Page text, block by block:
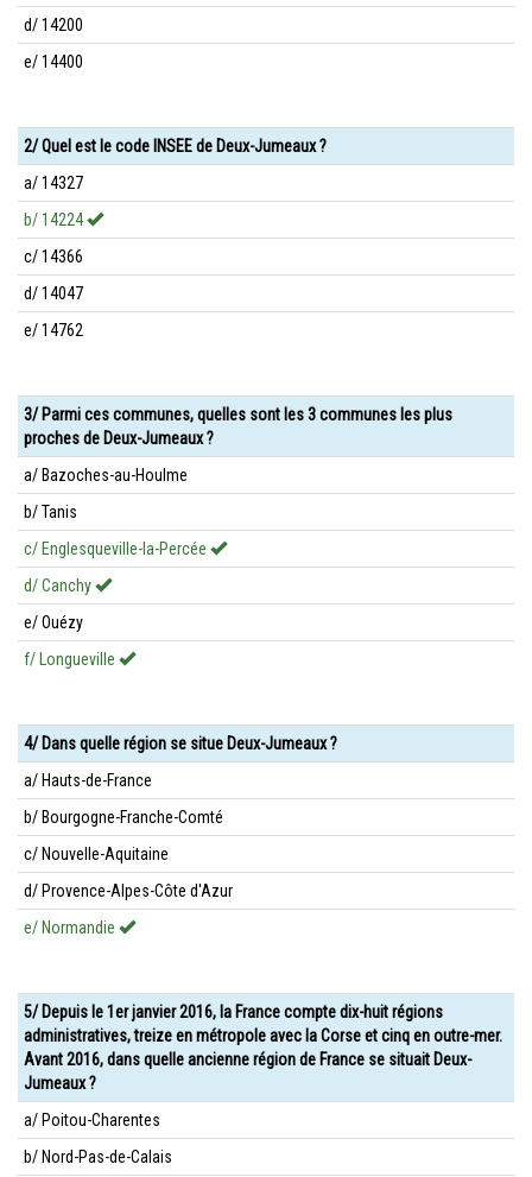
d/ 14200
e/ 14400
2/ Quel est le code INSEE de Deux-Jumeaux ?
a/ 14327
b/ 14224
c/ 14366
d/ 14047
e/ 14762
3/ Parmi ces communes, quelles sont les 3 communes les plus
proches de Deux-Jumeaux ?
a/ Bazoches-au-Houlme
b/ Tanis
c/ Englesqueville-la-Percée
d/ Canchy
e/ Ouézy
f/ Longueville
4/ Dans quelle région se situe Deux-Jumeaux ?
a/ Hauts-de-France
b/ Bourgogne-Franche-Comté
c/ Nouvelle-Aquitaine
d/ Provence-Alpes-Côte d'Azur
e/ Normandie
5/ Depuis le 1er janvier 2016, la France compte dix-huit régions
administratives, treize en métropole avec la Corse et cinq en outre-mer.
Avant 2016, dans quelle ancienne région de France se situait Deux-
Jumeaux ?
a/ Poitou-Charentes
b/ Nord-Pas-de-Calais